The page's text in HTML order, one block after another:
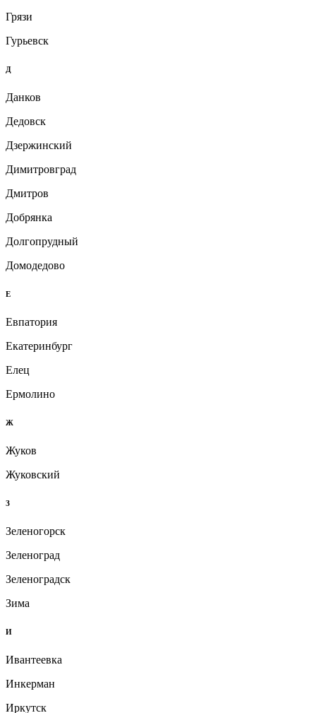
Грязи
Гурьевск
Д
Данков
Дедовск
Дзержинский
Димитровград
Дмитров
Добрянка
Долгопрудный
Домодедово
Е
Евпатория
Екатеринбург
Елец
Ермолино
Ж
Жуков
Жуковский
З
Зеленогорск
Зеленоград
Зеленоградск
Зима
И
Ивантеевка
Инкерман
Иркутск